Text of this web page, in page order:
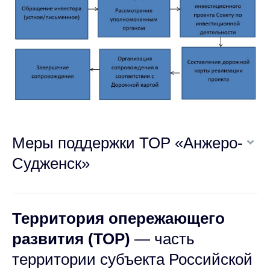
Меры поддержки ТОР «Анжеро-
Судженск»
Территория опережающего
развития (ТОР) — часть
территории субъекта Российской